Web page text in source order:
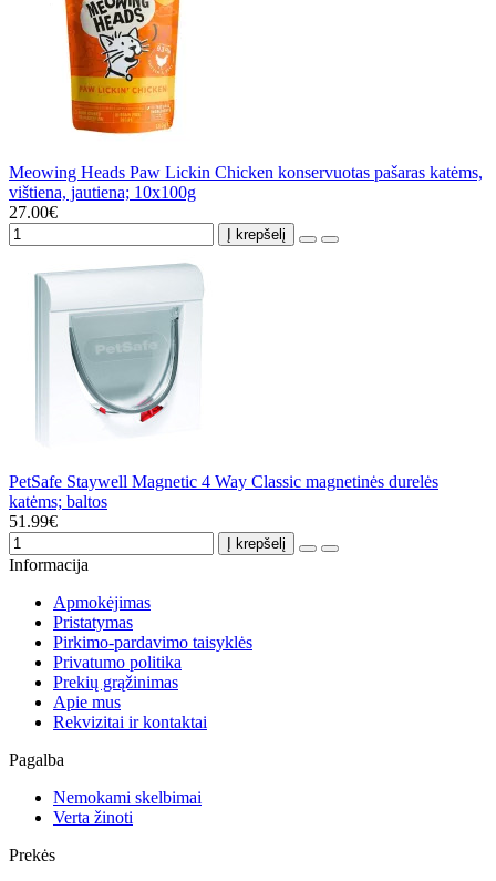
Meowing Heads Paw Lickin Chicken konservuotas pašaras katėms,
vištiena, jautiena; 10x100g
27.00€
Į krepšelį
PetSafe Staywell Magnetic 4 Way Classic magnetinės durelės
katėms; baltos
51.99€
Į krepšelį
Informacija
Apmokėjimas
Pristatymas
Pirkimo-pardavimo taisyklės
Privatumo politika
Prekių grąžinimas
Apie mus
Rekvizitai ir kontaktai
Pagalba
Nemokami skelbimai
Verta žinoti
Prekės